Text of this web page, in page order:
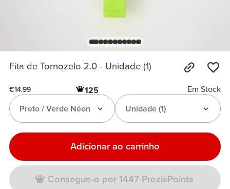
Fita de Tornozelo 2.0 - Unidade (1)
€14.99 125
Em Stock
Unidade (1)
Preto / Verde Néon
Adicionar ao carrinho
Consegue-o por 1447 ProzisPoints